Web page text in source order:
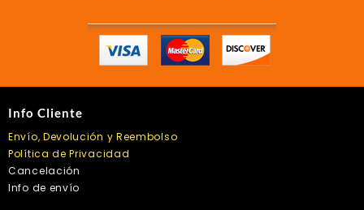
página
de
producto
Info Cliente
Envío, Devolución y Reembolso
Política de Privacidad
Cancelación
Info de envío